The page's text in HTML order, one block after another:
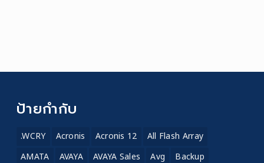
ป้ายกำกับ
.WCRY Acronis Acronis 12
All Flash Array
AMATA
AVAYA AVAYA Sales Avg
Backup